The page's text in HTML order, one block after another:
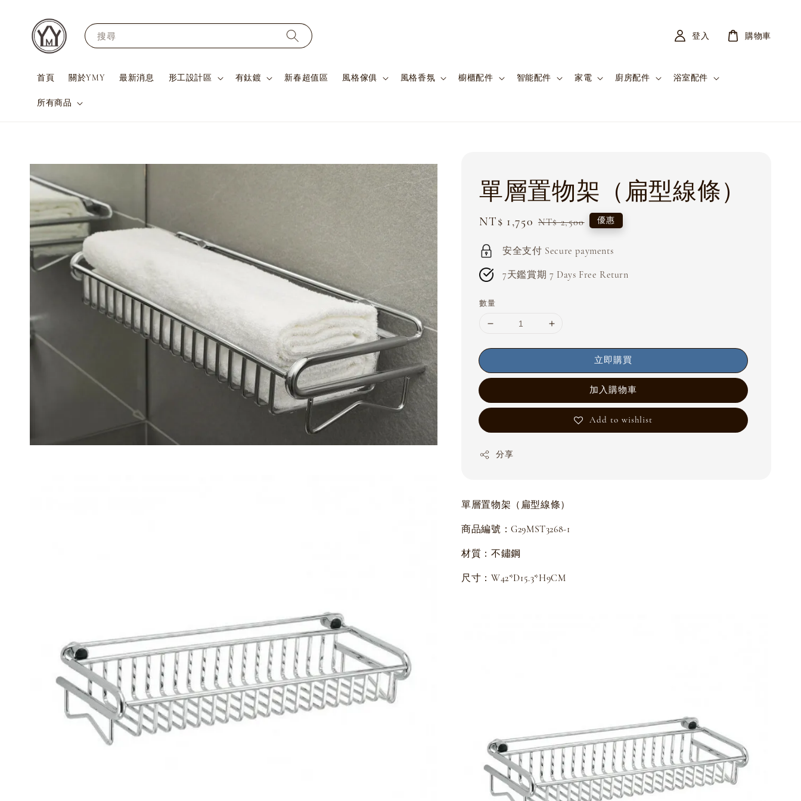
搜尋
首頁 關於YMY 最新消息 形工設計區 有鈦鍍 新春超值區 風格傢俱 風格香氛 櫥櫃配件 智能配件 家電 廚房配件 浴室配件
所有商品
登入 購物車
單層置物架（扁型線條）
Sale
NT$ 1,750 Regular
NT$ 2,500 優惠
安全支付 Secure payments
7天鑑賞期 7 Days Free Return
數量
立即購買
加入購物車
Add to wishlist
分享
單層置物架（扁型線條）
商品編號：G29MST3268-1
材質：不鏽鋼
尺寸：W42*D15.3*H9CM